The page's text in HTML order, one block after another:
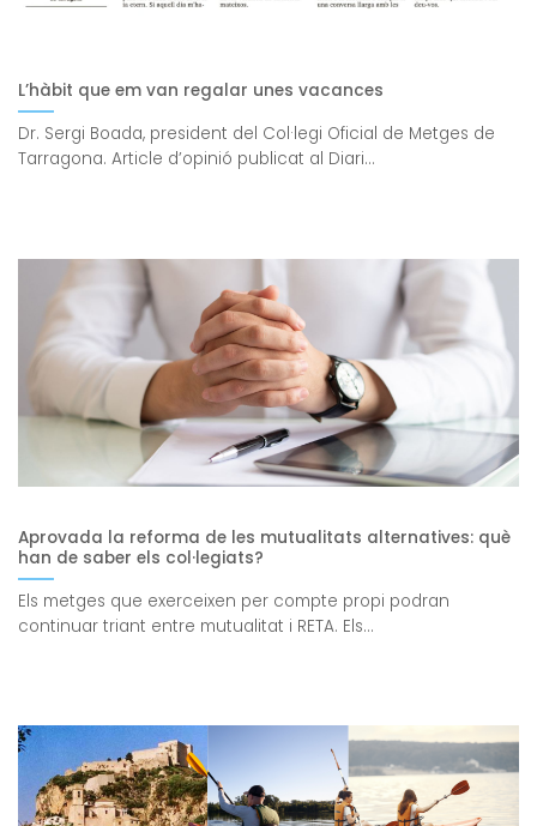
L’hàbit que em van regalar unes vacances
Dr. Sergi Boada, president del Col·legi Oficial de Metges de
Tarragona. Article d’opinió publicat al Diari...
Aprovada la reforma de les mutualitats alternatives: què
han de saber els col·legiats?
Els metges que exerceixen per compte propi podran
continuar triant entre mutualitat i RETA. Els...